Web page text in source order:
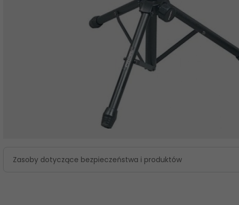
Zasoby dotyczące bezpieczeństwa i produktów